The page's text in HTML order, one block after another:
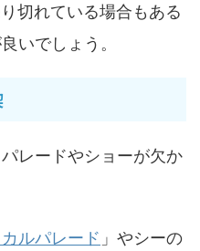
切れている場合もある
いでしょう。
レードやショーが欠か
ルパレード 」やシーの